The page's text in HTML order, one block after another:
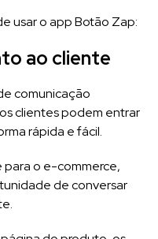
usar o app Botão Zap:
ao cliente
comunicação
clientes podem entrar
rápida e fácil.
o e-commerce,
de conversar